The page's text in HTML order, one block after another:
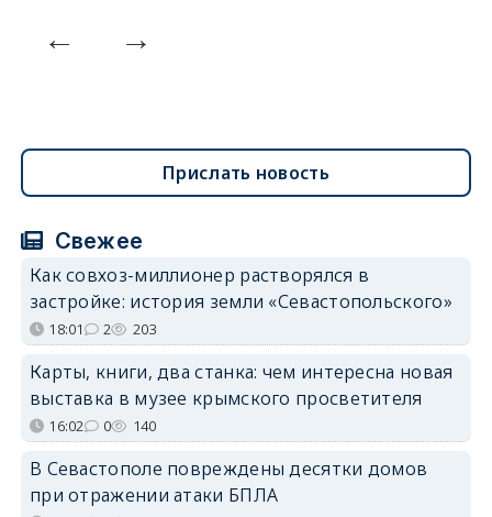
Прислать новость
Свежее
Как совхоз-миллионер растворялся в
застройке: история земли «Севастопольского»
18:01 2 203
Карты, книги, два станка: чем интересна новая
выставка в музее крымского просветителя
16:02 0 140
В Севастополе повреждены десятки домов
при отражении атаки БПЛА